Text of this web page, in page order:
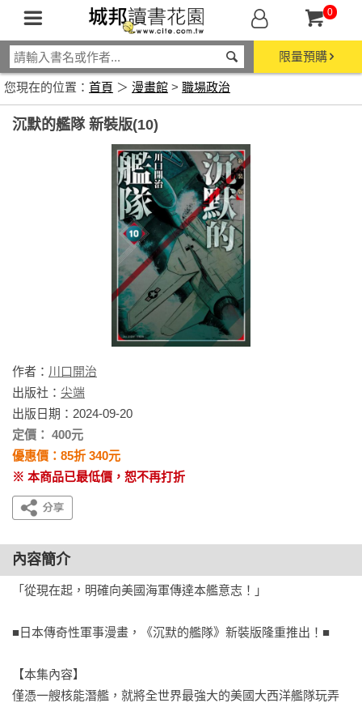
0
限量預購
您現在的位置： 首頁 ＞ 漫畫館 > 職場政治
沉默的艦隊 新裝版(10)
作者： 川口開治
出版社： 尖端
出版日期：2024-09-20
定價： 400元
優惠價：85折 340元
※ 本商品已最低價，恕不再打折
內容簡介
「從現在起，明確向美國海軍傳達本艦意志！」
■日本傳奇性軍事漫畫，《沉默的艦隊》新裝版隆重推出！■
【本集內容】
僅憑一艘核能潛艦，就將全世界最強大的美國大西洋艦隊玩弄